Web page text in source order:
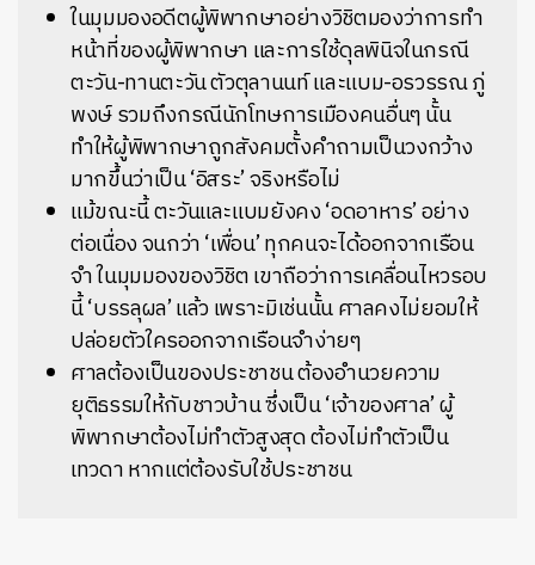
ในมุมมองอดีตผู้พิพากษาอย่างวิชิตมองว่าการทำ
หน้าที่ของผู้พิพากษา และการใช้ดุลพินิจในกรณี
ตะวัน-ทานตะวัน ตัวตุลานนท์ และแบม-อรวรรณ ภู่
พงษ์ รวมถึงกรณีนักโทษการเมืองคนอื่นๆ นั้น
ทำให้ผู้พิพากษาถูกสังคมตั้งคำถามเป็นวงกว้าง
มากขึ้นว่าเป็น ‘อิสระ’ จริงหรือไม่
แม้ขณะนี้ ตะวันและแบมยังคง ‘อดอาหาร’ อย่าง
ต่อเนื่อง จนกว่า ‘เพื่อน’ ทุกคนจะได้ออกจากเรือน
จำ ในมุมมองของวิชิต เขาถือว่าการเคลื่อนไหวรอบ
นี้ ‘บรรลุผล’ แล้ว เพราะมิเช่นนั้น ศาลคงไม่ยอมให้
ปล่อยตัวใครออกจากเรือนจำง่ายๆ
ศาลต้องเป็นของประชาชน ต้องอำนวยความ
ยุติธรรมให้กับชาวบ้าน ซึ่งเป็น ‘เจ้าของศาล’ ผู้
พิพากษาต้องไม่ทำตัวสูงสุด ต้องไม่ทำตัวเป็น
เทวดา หากแต่ต้องรับใช้ประชาชน